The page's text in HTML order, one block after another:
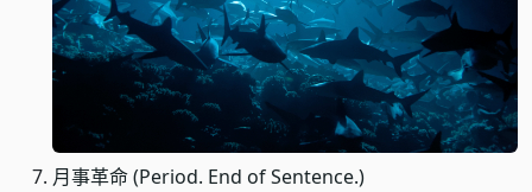
月事革命 (Period. End of Sentence.)